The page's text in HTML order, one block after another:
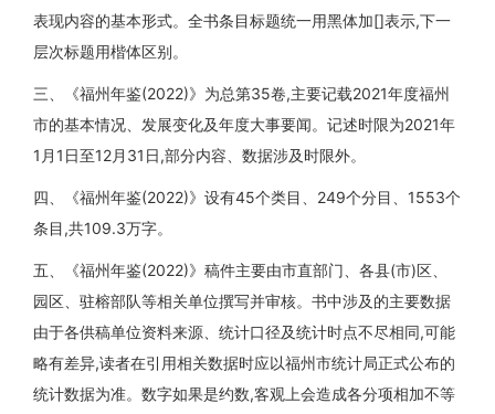
表现内容的基本形式。全书条目标题统一用黑体加[]表示,下一
层次标题用楷体区别。
三、《福州年鉴(2022)》为总第35卷,主要记载2021年度福州
市的基本情况、发展变化及年度大事要闻。记述时限为2021年
1月1日至12月31日,部分内容、数据涉及时限外。
四、《福州年鉴(2022)》设有45个类目、249个分目、1553个
条目,共109.3万字。
五、《福州年鉴(2022)》稿件主要由市直部门、各县(市)区、
园区、驻榕部队等相关单位撰写并审核。书中涉及的主要数据
由于各供稿单位资料来源、统计口径及统计时点不尽相同,可能
略有差异,读者在引用相关数据时应以福州市统计局正式公布的
统计数据为准。数字如果是约数,客观上会造成各分项相加不等